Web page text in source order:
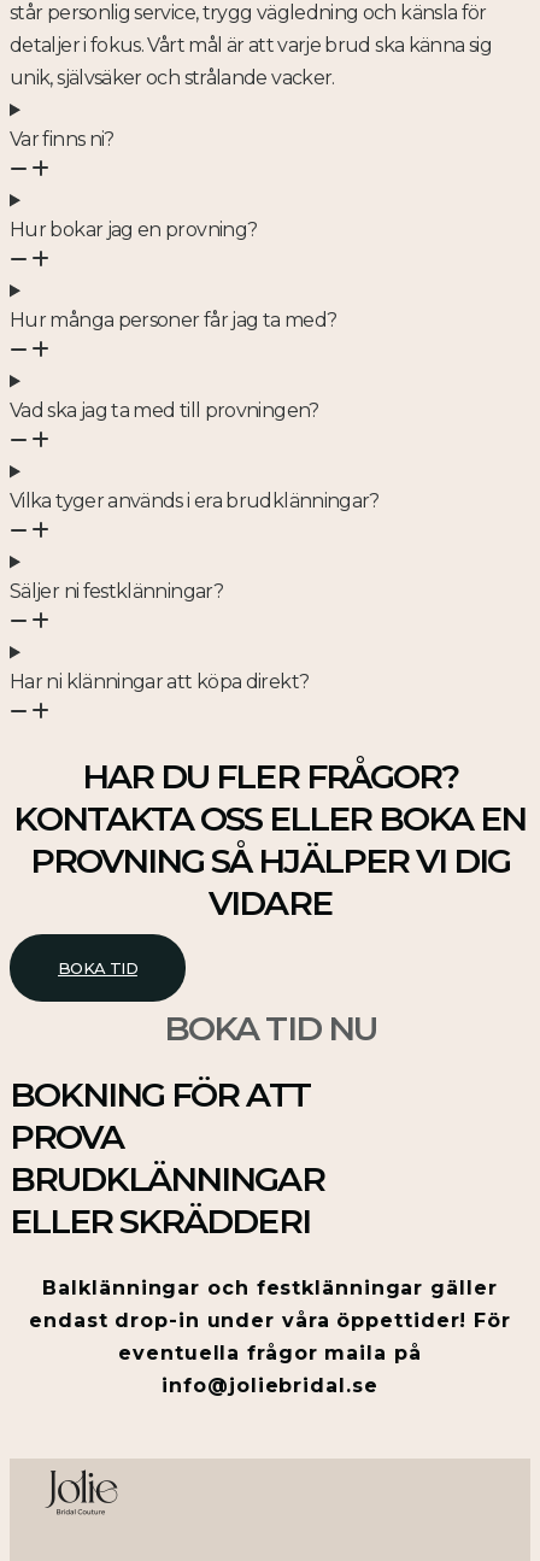
står personlig service, trygg vägledning och känsla för
detaljer i fokus. Vårt mål är att varje brud ska känna sig
unik, självsäker och strålande vacker.
Var finns ni?
Hur bokar jag en provning?
Hur många personer får jag ta med?
Vad ska jag ta med till provningen?
Vilka tyger används i era brudklänningar?
Säljer ni festklänningar?
Har ni klänningar att köpa direkt?
HAR DU FLER FRÅGOR?
KONTAKTA OSS ELLER BOKA EN
PROVNING SÅ HJÄLPER VI DIG
VIDARE
BOKA TID
BOKA TID NU
BOKNING FÖR ATT
PROVA
BRUDKLÄNNINGAR
ELLER SKRÄDDERI
Balklänningar och festklänningar gäller
endast drop-in under våra öppettider! För
eventuella frågor maila på
info@joliebridal.se